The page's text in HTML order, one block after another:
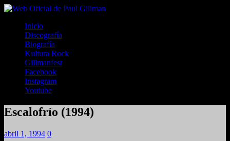
Inicio
Discografía
Biografía
Kultura Rock
Gillmanfest
Facebook
Instagram
Youtube
Escalofrío (1994)
abril 1, 1994 0